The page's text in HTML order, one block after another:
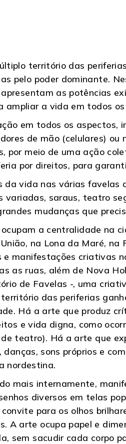
território das
pelo poder dominante.
as potências
ampliar a vida em todos
em todos os aspectos,
de mão (celulares) ou
por meio de uma ação
por direitos, para
vida nas várias favelas
saraus, teatro
mudanças que
a centralidade na
na Lona da Maré, na
manifestações criativas
as ruas, além de Nova
de Favelas -, uma
das periferias
Há a arte que produz
e vida digna, como
teatro). Há a arte que
sons próprios e
nordestina.
mais internamente,
diversos em telas
para os olhos
A arte ocupa papel e
sem sacudir cada corpo